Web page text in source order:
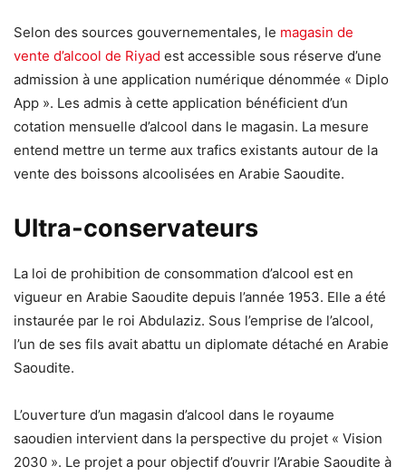
Selon des sources gouvernementales, le magasin de
vente d’alcool de Riyad est accessible sous réserve d’une
admission à une application numérique dénommée « Diplo
App ». Les admis à cette application bénéficient d’un
cotation mensuelle d’alcool dans le magasin. La mesure
entend mettre un terme aux trafics existants autour de la
vente des boissons alcoolisées en Arabie Saoudite.
Ultra-conservateurs
La loi de prohibition de consommation d’alcool est en
vigueur en Arabie Saoudite depuis l’année 1953. Elle a été
instaurée par le roi Abdulaziz. Sous l’emprise de l’alcool,
l’un de ses fils avait abattu un diplomate détaché en Arabie
Saoudite.
L’ouverture d’un magasin d’alcool dans le royaume
saoudien intervient dans la perspective du projet « Vision
2030 ». Le projet a pour objectif d’ouvrir l’Arabie Saoudite à